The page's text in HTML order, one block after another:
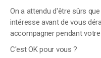
On a attendu d'être sûrs
intéresse avant de vous
accompagner pendant votre
C'est OK pour vous ?
Mentions légales Procédure de